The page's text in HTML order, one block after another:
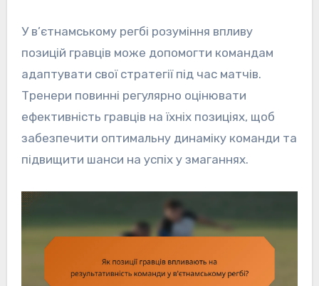
У в’єтнамському регбі розуміння впливу
позицій гравців може допомогти командам
адаптувати свої стратегії під час матчів.
Тренери повинні регулярно оцінювати
ефективність гравців на їхніх позиціях, щоб
забезпечити оптимальну динаміку команди та
підвищити шанси на успіх у змаганнях.